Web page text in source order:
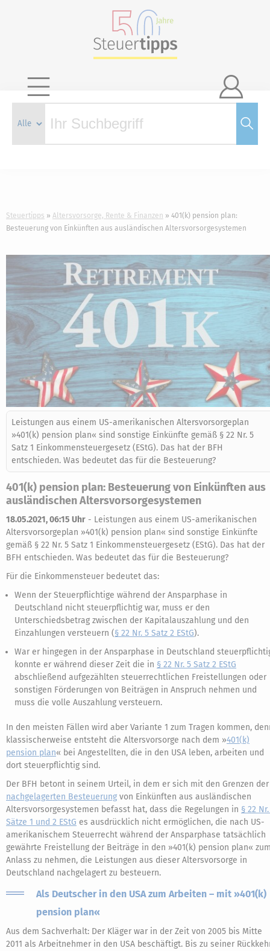

Steuertipps Altersvorsorge, Rente & Finanzen
401(k) pension plan:
Besteuerung von Einkünften aus ausländischen Altersvorsorgesystemen
Leistungen aus einem US-amerikanischen Altersvorsorgeplan
»401(k) pension plan« sind sonstige Einkünfte gemäß § 22 Nr. 5
Satz 1 Einkommensteuergesetz (EStG). Das hat der BFH
entschieden. Was bedeutet das für die Besteuerung?
401(k) pension plan: Besteuerung von Einkünften aus
ausländischen Altersvorsorgesystemen
18.05.2021, 06:15 Uhr - Leistungen aus einem US-amerikanischen
Altersvorsorgeplan »401(k) pension plan« sind sonstige Einkünfte
gemäß § 22 Nr. 5 Satz 1 Einkommensteuergesetz (EStG). Das hat der
BFH entschieden. Was bedeutet das für die Besteuerung?
Für die Einkommensteuer bedeutet das:
Wenn der Steuerpflichtige während der Ansparphase in
Deutschland nicht steuerpflichtig war, muss er den
Unterschiedsbetrag zwischen der Kapitalauszahlung und den
Einzahlungen versteuern (§ 22 Nr. 5 Satz 2 EStG).
War er hingegen in der Ansparphase in Deutschland
konnte er während dieser Zeit die in § 22 Nr. 5 Satz 2 EStG
abschließend aufgezählten steuerrechtlichen Freistellungen oder
sonstigen Förderungen von Beiträgen in Anspruch nehmen und
muss die volle Auszahlung versteuern.
In den meisten Fällen wird aber Variante 1 zum Tragen kommen,
klassischerweise entsteht die Altersvorsorge nach dem »401(k)
pension plan« bei Angestellten, die in den USA leben, arbeiten und
dort steuerpflichtig sind.
Der BFH betont in seinem Urteil, in dem er sich mit den Grenzen der
nachgelagerten Besteuerung von Einkünften aus ausländischen
Altersvorsorgesystemen befasst hat, dass die Regelungen in § 22
Sätze 1 und 2 EStG es ausdrücklich nicht ermöglichen, die nach US-
amerikanischem Steuerrecht während der Ansparphase tatsächlich
gewährte Freistellung der Beiträge in den »401(k) pension plan«
Anlass zu nehmen, die Leistungen aus dieser Altersvorsorge in
Deutschland nachgelagert zu besteuern.
Als Deutscher in den USA zum Arbeiten – mit »401(k)
pension plan«
Aus dem Sachverhalt: Der Kläger war in der Zeit von 2005 bis Mitte
2011 als Arbeitnehmer in den USA beschäftigt. Bis zu seiner